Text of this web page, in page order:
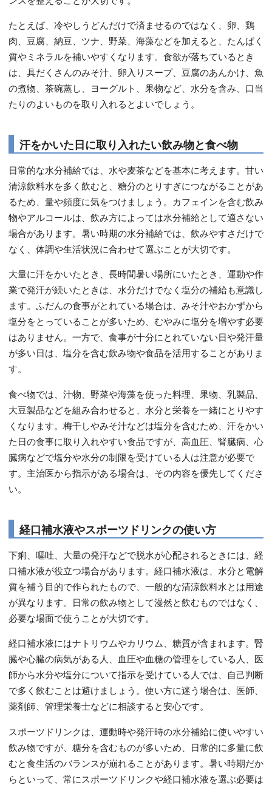
たとえば、冷やしうどんだけで済ませるのではなく、卵、鶏
肉、豆腐、納豆、ツナ、野菜、海藻などを加えると、たんぱく
質やミネラルを補いやすくなります。食欲が落ちているとき
は、具だくさんのみそ汁、卵入りスープ、豆腐のあんかけ、魚
の煮物、茶碗蒸し、ヨーグルト、果物など、水分を含み、口当
たりのよいものを取り入れるとよいでしょう。
汗をかいた日に取り入れたい飲み物と食べ物
日常的な水分補給では、水や麦茶などを基本に考えます。甘い
清涼飲料水を多く飲むと、糖分のとりすぎにつながることがあ
るため、量や頻度に気をつけましょう。カフェインを含む飲み
物やアルコールは、飲み方によっては水分補給として適さない
場合があります。暑い時期の水分補給では、飲みやすさだけで
なく、体調や生活状況に合わせて選ぶことが大切です。
大量に汗をかいたとき、長時間暑い場所にいたとき、運動や作
業で発汗が続いたときは、水分だけでなく塩分の補給も意識し
ます。ふだんの食事がとれている場合は、みそ汁やおかずから
塩分をとっていることが多いため、むやみに塩分を増やす必要
はありません。一方で、食事が十分にとれていない日や発汗量
が多い日は、塩分を含む飲み物や食品を活用することがありま
す。
食べ物では、汁物、野菜や海藻を使った料理、果物、乳製品、
大豆製品などを組み合わせると、水分と栄養を一緒にとりやす
くなります。梅干しやみそ汁などは塩分を含むため、汗をかい
た日の食事に取り入れやすい食品ですが、高血圧、腎臓病、心
臓病などで塩分や水分の制限を受けている人は注意が必要で
す。主治医から指示がある場合は、その内容を優先してくださ
い。
経口補水液やスポーツドリンクの使い方
下痢、嘔吐、大量の発汗などで脱水が心配されるときには、経
口補水液が役立つ場合があります。経口補水液は、水分と電解
質を補う目的で作られたもので、一般的な清涼飲料水とは用途
が異なります。日常の飲み物として漫然と飲むものではなく、
必要な場面で使うことが大切です。
経口補水液にはナトリウムやカリウム、糖質が含まれます。腎
臓や心臓の病気がある人、血圧や血糖の管理をしている人、医
師から水分や塩分について指示を受けている人では、自己判断
で多く飲むことは避けましょう。使い方に迷う場合は、医師、
薬剤師、管理栄養士などに相談すると安心です。
スポーツドリンクは、運動時や発汗時の水分補給に使いやすい
飲み物ですが、糖分を含むものが多いため、日常的に多量に飲
むと食生活のバランスが崩れることがあります。暑い時期だか
らといって、常にスポーツドリンクや経口補水液を選ぶ必要は